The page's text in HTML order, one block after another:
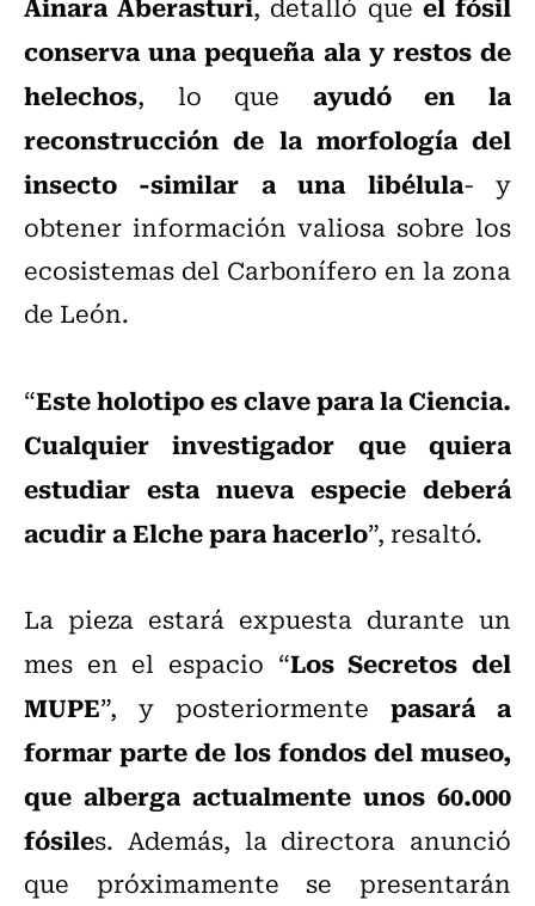
conserva una pequeña ala y restos de
helechos, lo que ayudó en la
reconstrucción de la morfología del
insecto -similar a una libélula- y
obtener información valiosa sobre los
ecosistemas del Carbonífero en la zona
de León.
“Este holotipo es clave para la Ciencia.
Cualquier investigador que quiera
estudiar esta nueva especie deberá
acudir a Elche para hacerlo”, resaltó.
La pieza estará expuesta durante un
mes en el espacio “Los Secretos del
MUPE”, y posteriormente pasará a
formar parte de los fondos del museo,
que alberga actualmente unos 60.000
fósiles. Además, la directora anunció
que próximamente se presentarán